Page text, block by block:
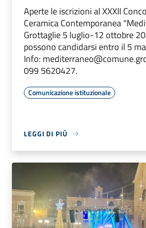
Aperte le iscrizioni al XXXII
Ceramica Contemporanea
Grottaglie 5 luglio-12 ottobre
possono candidarsi entro il 5
Info:
099 5620427.
Comunicazione istituzionale
LEGGI DI PIÙ